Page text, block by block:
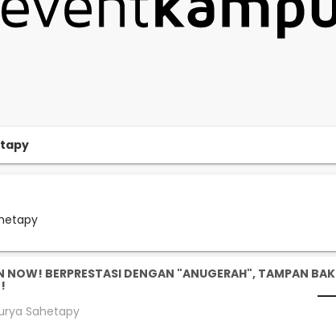
NOW! BERPRESTASI DENGAN "ANUGERAH", TAMPAN BAK
Sahetapy